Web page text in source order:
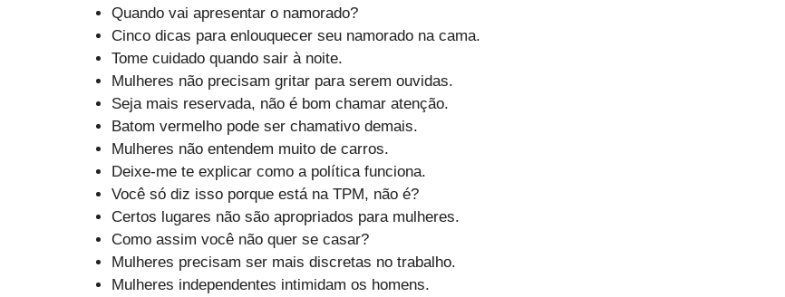
Quando vai apresentar o namorado?
Cinco dicas para enlouquecer seu namorado na cama.
Tome cuidado quando sair à noite.
Mulheres não precisam gritar para serem ouvidas.
Seja mais reservada, não é bom chamar atenção.
Batom vermelho pode ser chamativo demais.
Mulheres não entendem muito de carros.
Deixe-me te explicar como a política funciona.
Você só diz isso porque está na TPM, não é?
Certos lugares não são apropriados para mulheres.
Como assim você não quer se casar?
Mulheres precisam ser mais discretas no trabalho.
Mulheres independentes intimidam os homens.